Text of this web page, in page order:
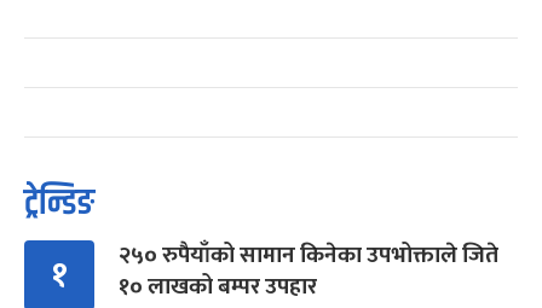
ट्रेन्डिङ
१
२५० रुपैयाँको सामान किनेका उपभोक्ताले जिते
१० लाखको बम्पर उपहार